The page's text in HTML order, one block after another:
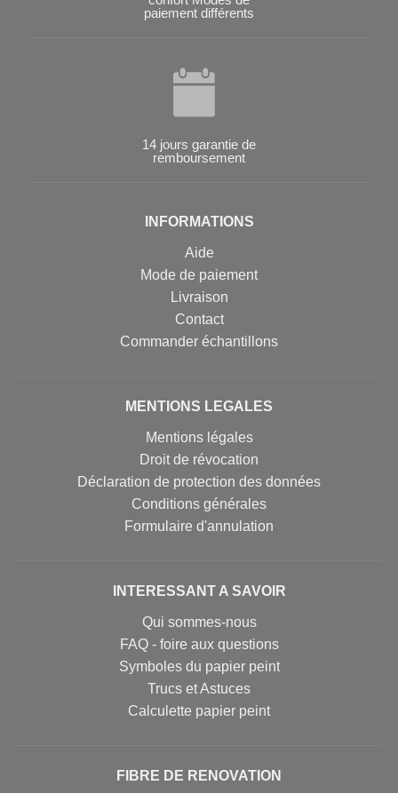
paiement différents
14 jours garantie de
remboursement
INFORMATIONS
Aide
Mode de paiement
Livraison
Contact
Commander échantillons
MENTIONS LEGALES
Mentions légales
Droit de révocation
Déclaration de protection des données
Conditions générales
Formulaire d'annulation
INTERESSANT A SAVOIR
Qui sommes-nous
FAQ - foire aux questions
Symboles du papier peint
Trucs et Astuces
Calculette papier peint
FIBRE DE RENOVATION